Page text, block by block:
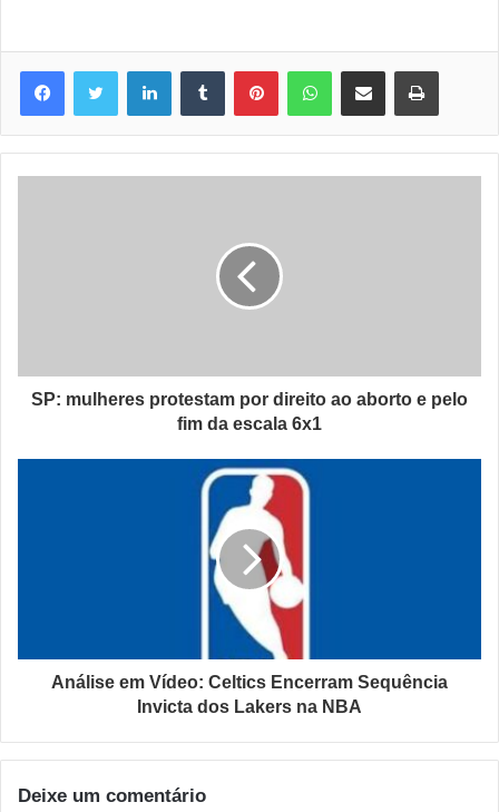
LinkedinTumblr PinterestWhatsAppCompartilhar via e-mail Imprimir
SP: mulheres protestam por direito ao aborto e pelo
fim da escala 6x1
Análise em Vídeo: Celtics Encerram Sequência
Invicta dos Lakers na NBA
Deixe um comentário